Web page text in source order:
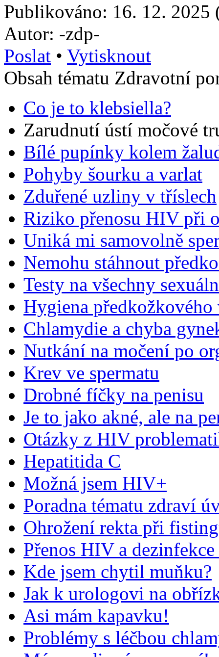
Publikováno: 16. 12. 2025
Autor: -zdp-
Poslat • Vytisknout
Obsah tématu Zdravotní
Co je to klebsiella?
Zarudnutí ústí močové
Bílé pupínky kolem
Pohyby šourku a varlat
Zduřené uzliny v tříslech
Riziko přenosu HIV při
Uniká mi samovolně
Nemohu stáhnout
Testy na všechny
Hygiena předkožkového
Chlamydie a chyba
Nutkání na močení po
Krev ve spermatu
Drobné fíčky na penisu
Je to jako akné, ale na
Otázky z HIV
Hepatitida C
Možná jsem HIV+
Poradna tématu zdraví
Ohrožení rekta při
Přenos HIV a
Kde jsem chytil muňku?
Jak k urologovi na
Asi mám kapavku!
Problémy s léčbou